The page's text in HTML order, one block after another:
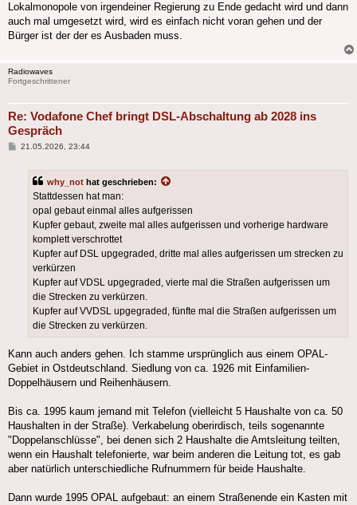
Lokalmonopole von irgendeiner Regierung zu Ende gedacht wird und dann
auch mal umgesetzt wird, wird es einfach nicht voran gehen und der
Bürger ist der der es Ausbaden muss.
Radiowaves
Fortgeschrittener
Re: Vodafone Chef bringt DSL-Abschaltung ab 2028 ins
Gespräch
Beitrag
21.05.2026, 23:44
why_not hat geschrieben:
Stattdessen hat man:
opal gebaut einmal alles aufgerissen
Kupfer gebaut, zweite mal alles aufgerissen und vorherige hardware
komplett verschrottet
Kupfer auf DSL upgegraded, dritte mal alles aufgerissen um strecken zu
verkürzen
Kupfer auf VDSL upgegraded, vierte mal die Straßen aufgerissen um
die Strecken zu verkürzen.
Kupfer auf VVDSL upgegraded, fünfte mal die Straßen aufgerissen um
die Strecken zu verkürzen.
Kann auch anders gehen. Ich stamme ursprünglich aus einem OPAL-
Gebiet in Ostdeutschland. Siedlung von ca. 1926 mit Einfamilien-
Doppelhäusern und Reihenhäusern.
Bis ca. 1995 kaum jemand mit Telefon (vielleicht 5 Haushalte von ca. 50
Haushalten in der Straße). Verkabelung oberirdisch, teils sogenannte
"Doppelanschlüsse", bei denen sich 2 Haushalte die Amtsleitung teilten,
wenn ein Haushalt telefonierte, war beim anderen die Leitung tot, es gab
aber natürlich unterschiedliche Rufnummern für beide Haushalte.
Dann wurde 1995 OPAL aufgebaut: an einem Straßenende ein Kasten mit